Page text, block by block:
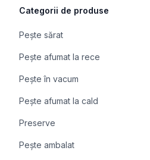
Categorii de produse
Pește sărat
Pește afumat la rece
Pește în vacum
Pește afumat la cald
Preserve
Pește ambalat